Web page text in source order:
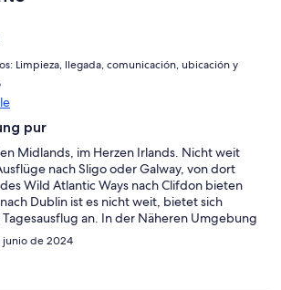
Limpieza, llegada, comunicación, ubicación y
pur
Midlands, im Herzen Irlands. Nicht weit
nach Sligo oder Galway, von dort
Wild Atlantic Ways nach Clifdon bieten
Dublin ist es nicht weit, bietet sich
an. In der Näheren Umgebung
Schlösser und Parks zu besichtigen. Wir
Urlaub in einem schön gelegenen
des nächst gelegenen Dorfes. Das
junio de 2024